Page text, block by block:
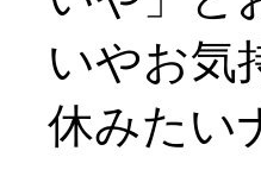
いやお気
休みたい